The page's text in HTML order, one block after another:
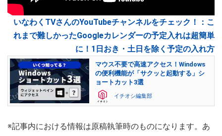
いなわくTVさんのYouTubeチャンネルをチェック！：こ
れまで難しかったGoogleカレンダーの予定入れは超簡単
に！1日おき・土日を除く予定の入れ方
マウス不要で高速アクセス！Windows
の便利機能が「サクッと起動する」シ
ョートカット3選
イチオシ編集部
※記事内における情報は原稿執筆時のものになります。あ